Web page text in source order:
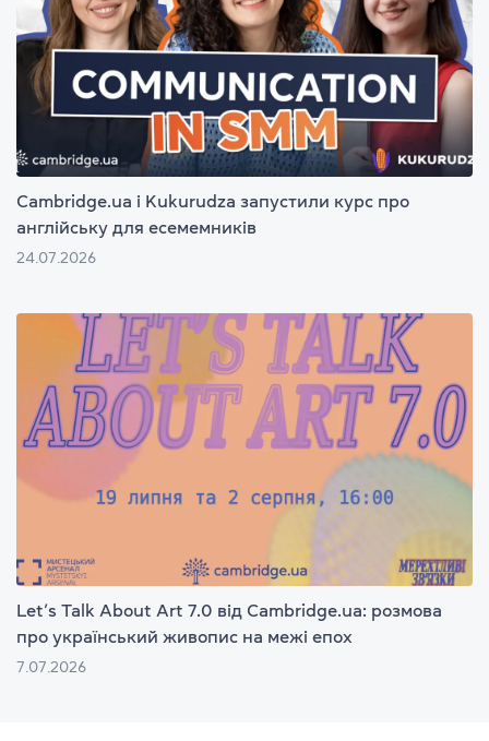
Cambridge.ua і Kukurudza запустили курс про
англійську для есемемників
24.07.2026
Let’s Talk About Art 7.0 від Cambridge.ua: розмова
про український живопис на межі епох
7.07.2026